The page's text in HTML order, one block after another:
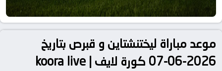
موعد مباراة ليختنشتاين و قبرص بتاريخ
2026-06-07 كورة لايف | koora live